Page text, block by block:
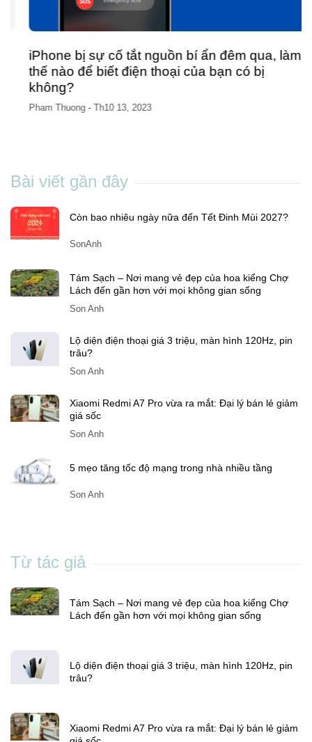
iPhone bị sự cố tắt nguồn bí ẩn đêm qua, làm
thế nào để biết điện thoại của bạn có bị
không?
Pham Thuong-Th10 13, 2023
Tám Sạch – Nơi mang vẻ đẹp của hoa kiểng Chợ
Lách đến gần hơn với mọi không gian sống
Lộ diện điện thoại giá 3 triệu, màn hình 120Hz, pin
trâu?
Xiaomi Redmi A7 Pro vừa ra mắt: Đại lý bán lẻ giảm
giá sốc
Tám Sạch – Nơi mang vẻ đẹp của hoa kiểng Chợ
Lộ diện điện thoại giá 3 triệu, màn hình 120Hz, pin